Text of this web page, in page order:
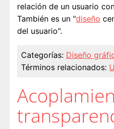
relación de un usuario
También es un "diseño
del usuario".
Categorías: Diseño
Términos relacionados: